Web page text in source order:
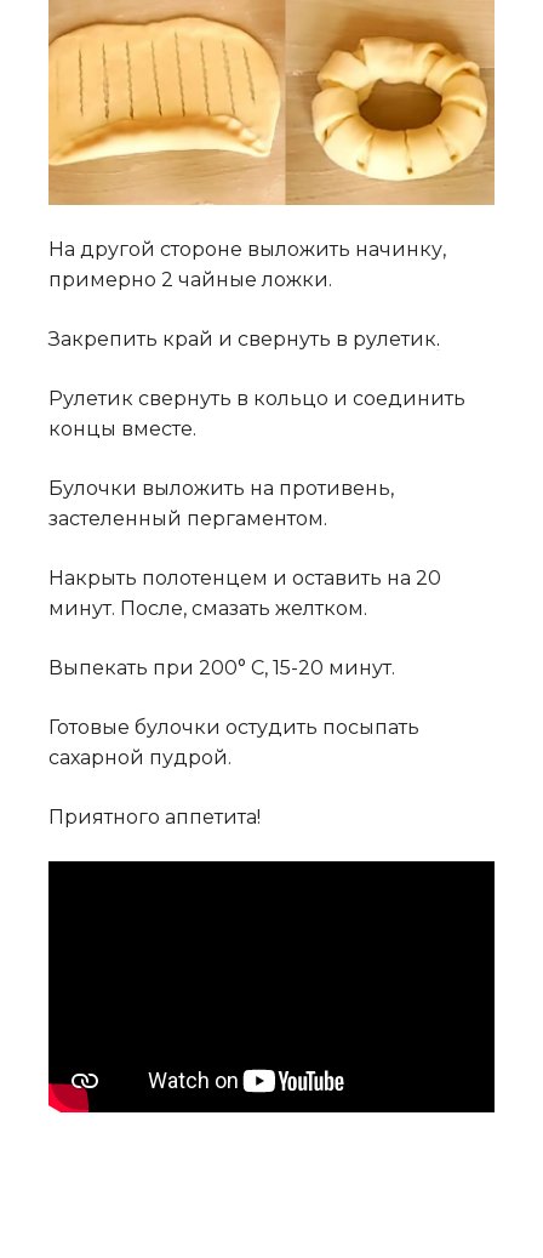
На другой стороне выложить начинку,
примерно 2 чайные ложки.
Закрепить край и свернуть в рулетик.
Рулетик свернуть в кольцо и соединить
концы вместе.
Булочки выложить на противень,
застеленный пергаментом.
Накрыть полотенцем и оставить на 20
минут. После, смазать желтком.
Выпекать при 200° C, 15-20 минут.
Готовые булочки остудить посыпать
сахарной пудрой.
Приятного аппетита!